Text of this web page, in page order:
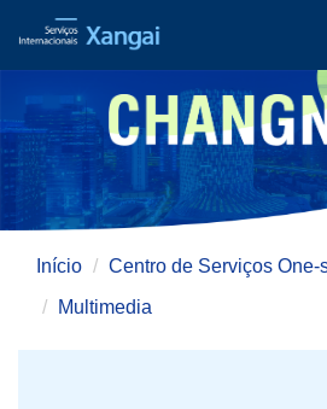
Início
Centro de Serviços
Multimedia